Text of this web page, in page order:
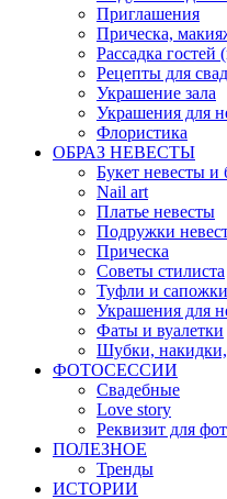
Приглашения
Прическа,
Рассадка гостей
Рецепты для
Украшение зала
Украшения для
Флористика
ОБРАЗ НЕВЕСТЫ
Букет невесты и
Nail art
Платье невесты
Подружки
Прическа
Советы стилиста
Туфли и сапожки
Украшения для
Фаты и вуалетки
Шубки,
ФОТОСЕССИИ
Свадебные
Love story
Реквизит для
ПОЛЕЗНОЕ
Тренды
ИСТОРИИ